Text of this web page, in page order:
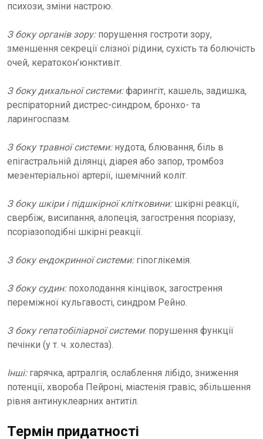
психози, зміни настрою.
З боку органів зору: порушення гостроти зору,
зменшення секреції слізної рідини, сухість та болючість
очей, кератокон’юнктивіт.
З боку дихальної системи:фарингіт, кашель, задишка,
респіраторний дистрес-синдром, бронхо- та
ларингоспазм.
З боку травної системи: нудота, блювання, біль в
епігастральній ділянці, діарея або запор, тромбоз
мезентеріальної артерії, ішемічний коліт.
З боку шкіри і підшкірної клітковини: шкірні реакції,
свербіж, висипання, алопеція, загострення псоріазу,
псоріазоподібні шкірні реакції.
З боку ендокринної системи: гіпоглікемія.
З боку судин:похолодання кінцівок, загострення
переміжної кульгавості, синдром Рейно.
З боку гепатобіліарної системи: порушення функції
печінки (у т. ч. холестаз).
Інші:гарячка, артралгія, ослаблення лібідо, зниження
потенції, хвороба Пейроні, міастенія гравіс, збільшення
рівня антинуклеарних антитіл.
Термін придатності